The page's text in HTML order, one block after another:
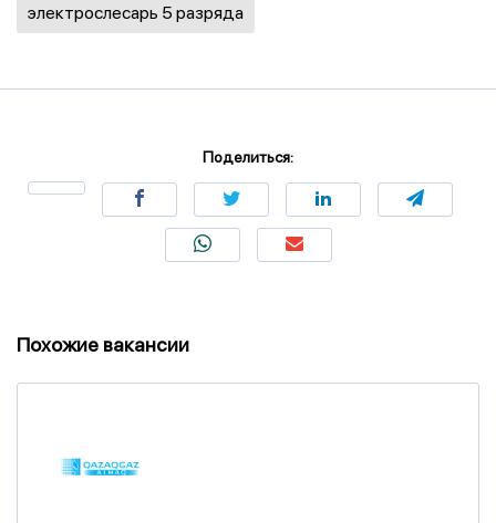
электрослесарь 5 разряда
Поделиться:
Похожие вакансии